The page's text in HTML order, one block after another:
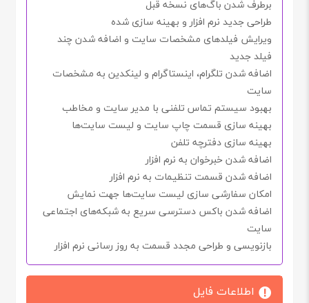
برطرف شدن باگ‌های نسخه قبل
طراحی جدید نرم افزار و بهینه سازی شده
ویرایش فیلدهای مشخصات سایت و اضافه شدن چند
فیلد جدید
اضافه شدن تلگرام، اینستاگرام و لینکدین به مشخصات
سایت
بهبود سیستم تماس تلفنی با مدیر سایت و مخاطب
بهینه سازی قسمت چاپ سایت و لیست سایت‌ها
بهینه سازی دفترچه تلفن
اضافه شدن خبرخوان به نرم افزار
اضافه شدن قسمت تنظیمات به نرم افزار
امکان سفارشی سازی لیست سایت‌ها جهت نمایش
اضافه شدن باکس دسترسی سریع به شبکه‌های اجتماعی
سایت
بازنویسی و طراحی مجدد قسمت به روز رسانی نرم افزار
اطلاعات فایل